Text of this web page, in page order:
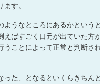
す。
ようなところにあるかという
えばすごく口元が出ていた方
うことによって正常と判断さ
た、となるといくらきちん